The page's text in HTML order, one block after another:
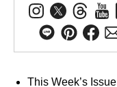
This Week’s Issue